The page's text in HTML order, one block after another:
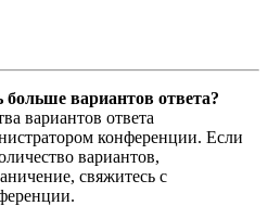
вариантов ответа?
вариантов ответа
конференции. Если
вариантов,
свяжитесь с